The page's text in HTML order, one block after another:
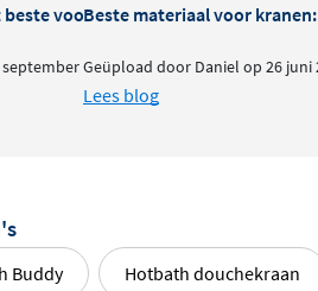
voor je badkamer?
Beste materiaal voor kranen:
Geüpload door Daniel op 26 juni
Lees blog
Buddy Hotbath douchekraan